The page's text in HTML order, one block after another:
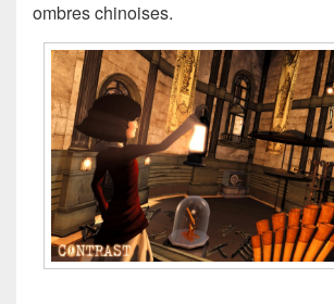
ombres chinoises.